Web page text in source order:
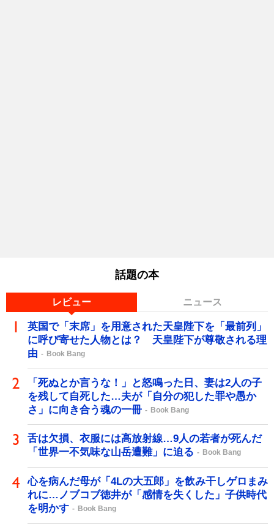
話題の本
レビュー ニュース
英国で「末席」を用意された天皇陛下を「最前列」
に呼び寄せた人物とは？ 天皇陛下が尊敬される理
由
Book Bang
「死ぬとか言うな！」と怒鳴った日、妻は2人の子
を残して自死した…夫が「自分の犯した罪や愚か
さ」に向き合う魂の一冊
Book Bang
舌は欠損、衣服には高放射線…9人の若者が死んだ
「世界一不気味な山岳遭難」に迫る
Book Bang
心を病んだ母が「4Lの大五郎」を飲み干しゲロまみ
れに…ノブコブ徳井が「感情を失くした」子供時代
を明かす
Book Bang